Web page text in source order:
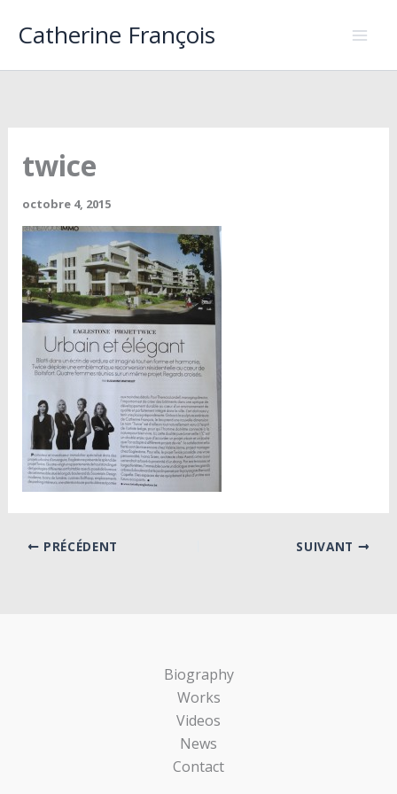
Catherine François
twice
octobre 4, 2015
PRÉCÉDENT SUIVANT
Biography
Works
Videos
News
Contact